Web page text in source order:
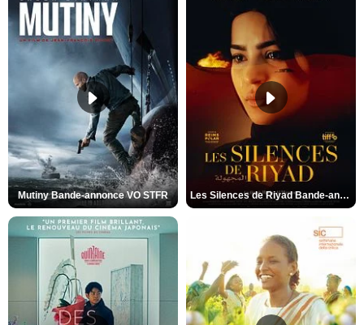
Mutiny Bande-annonce VO STFR Les Silences de Riyad Bande-annonce VO STFR